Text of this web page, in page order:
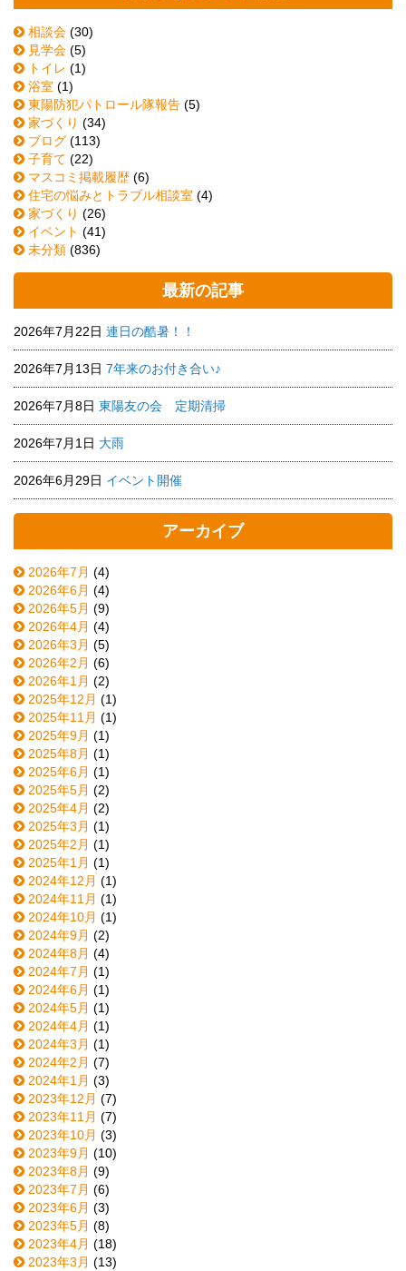
相談会 (30)
見学会 (5)
トイレ (1)
浴室 (1)
東陽防犯パトロール隊報告 (5)
家づくり (34)
ブログ (113)
子育て (22)
マスコミ掲載履歴 (6)
住宅の悩みとトラブル相談室 (4)
家づくり (26)
イベント (41)
未分類 (836)
最新の記事
2026年7月22日 連日の酷暑！！
2026年7月13日 7年来のお付き合い♪
2026年7月8日 東陽友の会 定期清掃
2026年7月1日 大雨
2026年6月29日 イベント開催
アーカイブ
2026年7月 (4)
2026年6月 (4)
2026年5月 (9)
2026年4月 (4)
2026年3月 (5)
2026年2月 (6)
2026年1月 (2)
2025年12月 (1)
2025年11月 (1)
2025年9月 (1)
2025年8月 (1)
2025年6月 (1)
2025年5月 (2)
2025年4月 (2)
2025年3月 (1)
2025年2月 (1)
2025年1月 (1)
2024年12月 (1)
2024年11月 (1)
2024年10月 (1)
2024年9月 (2)
2024年8月 (4)
2024年7月 (1)
2024年6月 (1)
2024年5月 (1)
2024年4月 (1)
2024年3月 (1)
2024年2月 (7)
2024年1月 (3)
2023年12月 (7)
2023年11月 (7)
2023年10月 (3)
2023年9月 (10)
2023年8月 (9)
2023年7月 (6)
2023年6月 (3)
2023年5月 (8)
2023年4月 (18)
2023年3月 (13)